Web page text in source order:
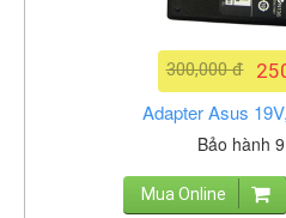
300,000 đ
Adapter Asus
Bảo hành
Mua Online